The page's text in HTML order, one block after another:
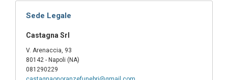
Sede Legale
Castagna Srl
V. Arenaccia, 93
80142 - Napoli (NA)
081290229